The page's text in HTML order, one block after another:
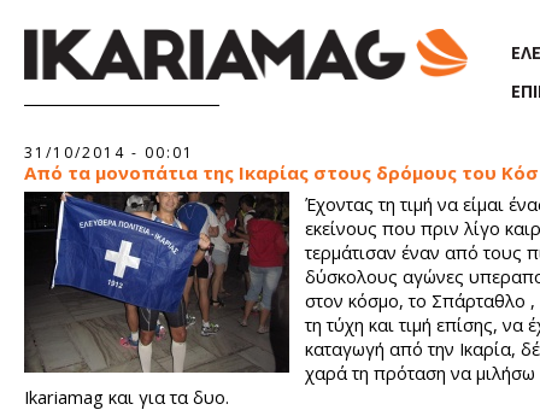
31/10/2014 - 00:01
Aπό τα μονοπάτια της Ικαρίας στους δρόμους του
Έχοντας τη τιμή να είμαι
εκείνους που πριν λίγο
τερμάτισαν έναν από τους
δύσκολους αγώνες
στον κόσμο, το Σπάρταθλο ,
τη τύχη και τιμή επίσης, να
καταγωγή από την Ικαρία,
χαρά τη πρόταση να μιλήσω
Ikariamag και για τα δυο.